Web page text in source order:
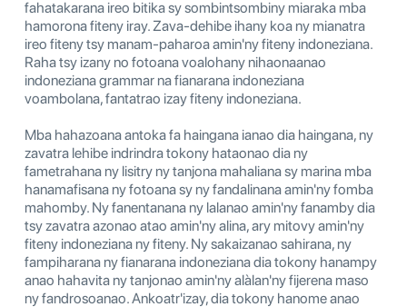
fahatakarana ireo bitika sy sombintsombiny miaraka mba
hamorona fiteny iray. Zava-dehibe ihany koa ny mianatra
ireo fiteny tsy manam-paharoa amin'ny fiteny indoneziana.
Raha tsy izany no fotoana voalohany nihaonaanao
indoneziana grammar na fianarana indoneziana
voambolana, fantatrao izay fiteny indoneziana.
Mba hahazoana antoka fa haingana ianao dia haingana, ny
zavatra lehibe indrindra tokony hataonao dia ny
fametrahana ny lisitry ny tanjona mahaliana sy marina mba
hanamafisana ny fotoana sy ny fandalinana amin'ny fomba
mahomby. Ny fanentanana ny lalanao amin'ny fanamby dia
tsy zavatra azonao atao amin'ny alina, ary mitovy amin'ny
fiteny indoneziana ny fiteny. Ny sakaizanao sahirana, ny
fampiharana ny fianarana indoneziana dia tokony hanampy
anao hahavita ny tanjonao amin'ny alàlan'ny fijerena maso
ny fandrosoanao. Ankoatr'izay, dia tokony hanome anao